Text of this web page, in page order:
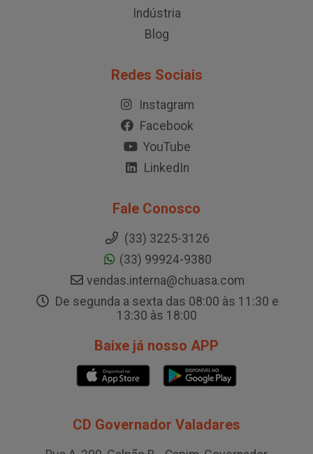
Indústria
Blog
Redes Sociais
Instagram
Facebook
YouTube
LinkedIn
Fale Conosco
(33) 3225-3126
(33) 99924-9380
vendas.interna@chuasa.com
De segunda a sexta das 08:00 às 11:30 e
13:30 às 18:00
Baixe já nosso APP
CD Governador Valadares